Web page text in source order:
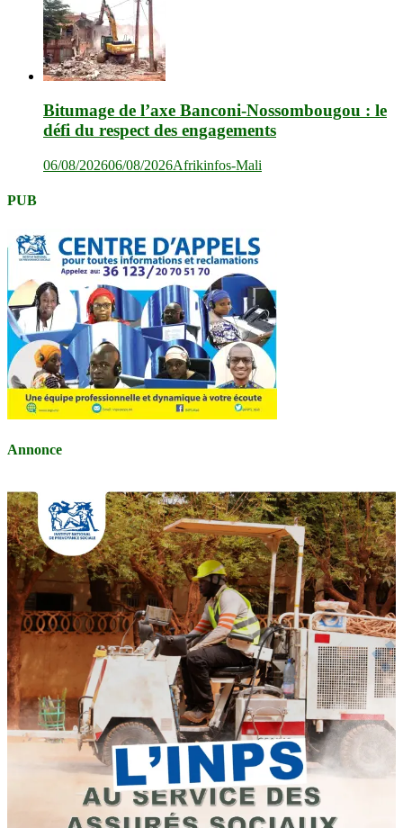
Bitumage de l’axe Banconi-Nossombougou : le
défi du respect des engagements
06/08/202606/08/2026Afrikinfos-Mali
PUB
Annonce